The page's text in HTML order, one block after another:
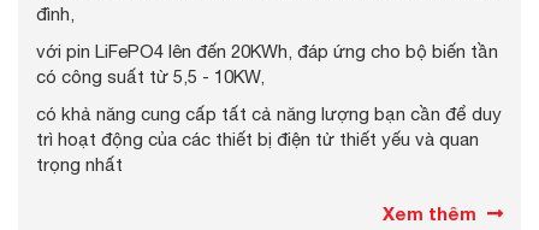
đình,
với pin LiFePO4 lên đến 20KWh, đáp ứng cho bộ biến tần
có công suất từ 5,5 - 10KW,
có khả năng cung cấp tất cả năng lượng bạn cần để duy
trì hoạt động của các thiết bị điện tử thiết yếu và quan
trọng nhất
Xem thêm